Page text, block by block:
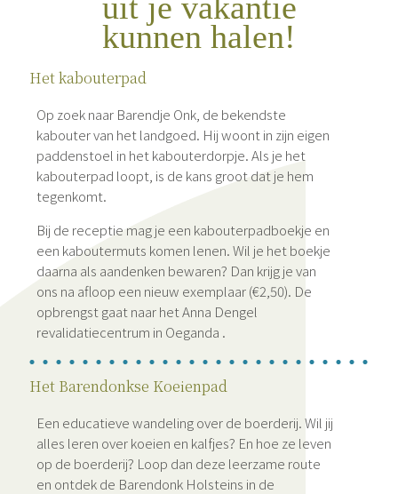
kunnen halen!
Het kabouterpad
Op zoek naar Barendje Onk, de bekendste
kabouter van het landgoed. Hij woont in zijn eigen
paddenstoel in het kabouterdorpje. Als je het
kabouterpad loopt, is de kans groot dat je hem
tegenkomt.
Bij de receptie mag je een kabouterpadboekje en
een kaboutermuts komen lenen. Wil je het boekje
daarna als aandenken bewaren? Dan krijg je van
ons na afloop een nieuw exemplaar (€2,50). De
opbrengst gaat naar het Anna Dengel
revalidatiecentrum in Oeganda .
Het Barendonkse Koeienpad
Een educatieve wandeling over de boerderij. Wil jij
alles leren over koeien en kalfjes? En hoe ze leven
op de boerderij? Loop dan deze leerzame route
en ontdek de Barendonk Holsteins in de